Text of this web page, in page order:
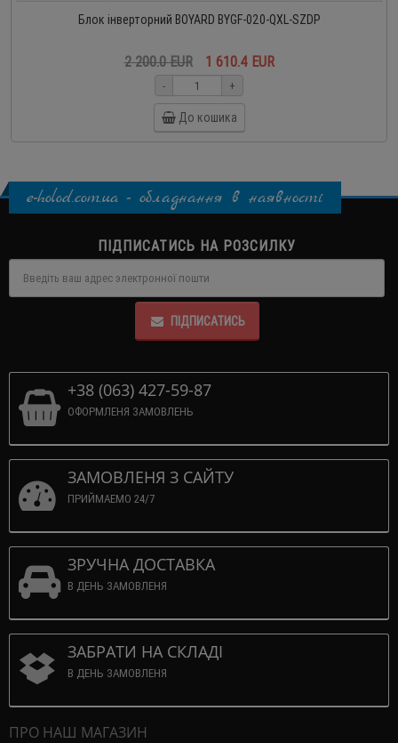
Блок інверторний BOYARD BYGF-020-QXL-SZDP
2 200.0 EUR 1 610.4 EUR
- +
До кошика
e-holod.com.ua - обладнання в наявності
ПІДПИСАТИСЬ НА РОЗСИЛКУ
ПІДПИСАТИСЬ
+38 (063) 427-59-87
ОФОРМЛЕНЯ ЗАМОВЛЕНЬ
ЗАМОВЛЕНЯ З САЙТУ
ПРИЙМАЕМО 24/7
ЗРУЧНА ДОСТАВКА
В ДЕНЬ ЗАМОВЛЕНЯ
ЗАБРАТИ НА СКЛАДІ
В ДЕНЬ ЗАМОВЛЕНЯ
ПРО НАШ МАГАЗИН